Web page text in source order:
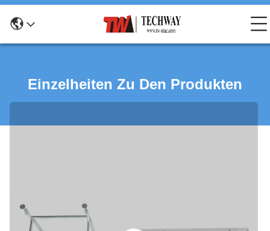
Einzelheiten Zu Den Produkten